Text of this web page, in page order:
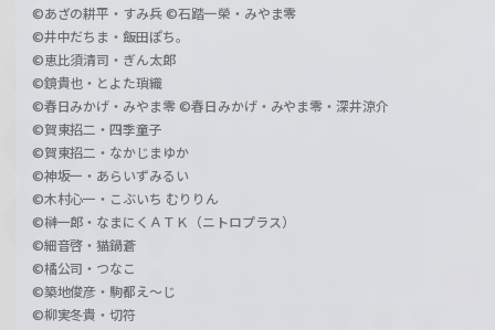
©あざの耕平・すみ兵 ©石踏一榮・みやま零
©井中だちま・飯田ぽち。
©恵比須清司・ぎん太郎
©鏡貴也・とよた瑣織
©春日みかげ・みやま零 ©春日みかげ・みやま零・深井涼介
©賀東招二・四季童子
©賀東招二・なかじまゆか
©神坂一・あらいずみるい
©木村心一・こぶいち むりりん
©榊一郎・なまにくＡＴＫ（ニトロプラス）
©細音啓・猫鍋蒼
©橘公司・つなこ
©築地俊彦・駒都え～じ
©柳実冬貴・切符